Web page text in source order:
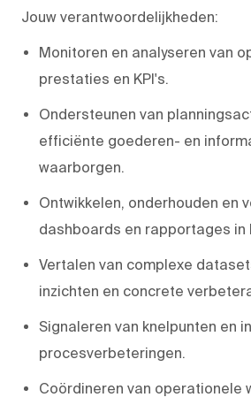
Jouw verantwoordelijkheden:
Monitoren en analyseren van
prestaties en KPI's.
Ondersteunen van
efficiënte goederen- en
waarborgen.
Ontwikkelen, onderhouden en
dashboards en rapportages in
Vertalen van complexe
inzichten en concrete
Signaleren van knelpunten en
procesverbeteringen.
Coördineren van operationele